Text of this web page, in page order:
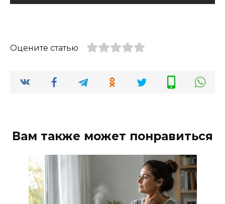
Оцените статью
Вам также может понравиться